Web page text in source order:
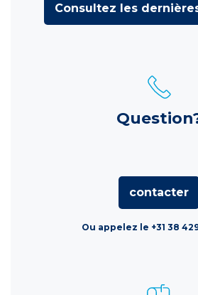
Consultez les
contacter
Ou appelez le +31 38